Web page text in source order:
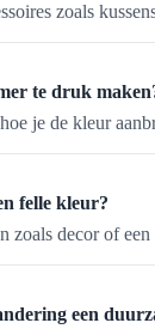
zoals
te druk
je de kleur
felle kleur?
zoals decor of
een